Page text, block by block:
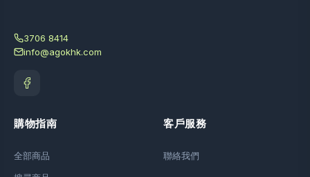
3706 8414
info@agokhk.com
購物指南
全部商品
客戶服務
聯絡我們